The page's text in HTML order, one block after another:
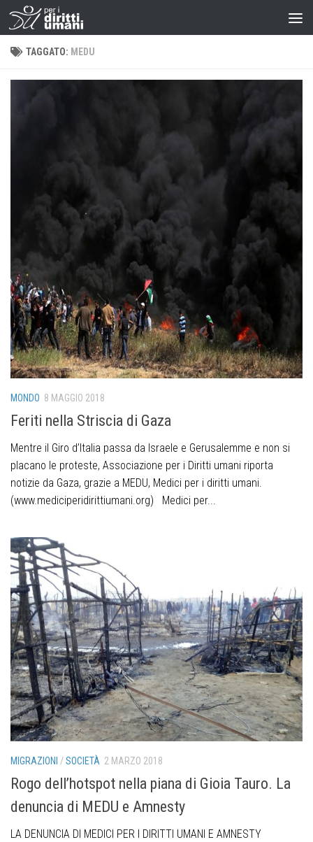
TAGGATO: MEDU
MONDO 8 MAGGIO 2018
Feriti nella Striscia di Gaza
Mentre il Giro d’Italia passa da Israele e Gerusalemme e non si
placano le proteste, Associazione per i Diritti umani riporta
notizie da Gaza, grazie a MEDU, Medici per i diritti umani.
(www.mediciperidirittiumani.org) Medici per...
MIGRAZIONI /SOCIETÀ 2 MARZO 2018
Rogo dell’hotspot nella piana di Gioia Tauro. La
denuncia di MEDU e Amnesty
LA DENUNCIA DI MEDICI PER I DIRITTI UMANI E AMNESTY